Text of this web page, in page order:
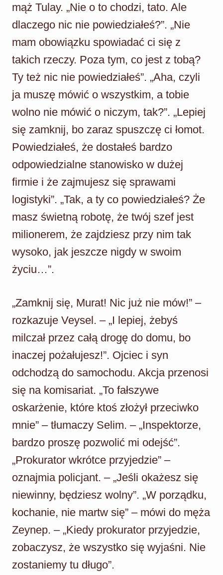
mąż Tulay. „Nie o to chodzi, tato. Ale
dlaczego nic nie powiedziałeś?”. „Nie
mam obowiązku spowiadać ci się z
takich rzeczy. Poza tym, co jest z tobą?
Ty też nic nie powiedziałeś”. „Aha, czyli
ja muszę mówić o wszystkim, a tobie
wolno nie mówić o niczym, tak?”. „Lepiej
się zamknij, bo zaraz spuszczę ci łomot.
Powiedziałeś, że dostałeś bardzo
odpowiedzialne stanowisko w dużej
firmie i że zajmujesz się sprawami
logistyki”. „Tak, a ty co powiedziałeś? Że
masz świetną robotę, że twój szef jest
milionerem, że zajdziesz przy nim tak
wysoko, jak jeszcze nigdy w swoim
życiu…”.
„Zamknij się, Murat! Nic już nie mów!” –
rozkazuje Veysel. – „I lepiej, żebyś
milczał przez całą drogę do domu, bo
inaczej pożałujesz!”. Ojciec i syn
odchodzą do samochodu. Akcja przenosi
się na komisariat. „To fałszywe
oskarżenie, które ktoś złożył przeciwko
mnie” – tłumaczy Selim. – „Inspektorze,
bardzo proszę pozwolić mi odejść”.
„Prokurator wkrótce przyjedzie” –
oznajmia policjant. – „Jeśli okażesz się
niewinny, będziesz wolny”. „W porządku,
kochanie, nie martw się” – mówi do męża
Zeynep. – „Kiedy prokurator przyjedzie,
zobaczysz, że wszystko się wyjaśni. Nie
zostaniemy tu długo”.